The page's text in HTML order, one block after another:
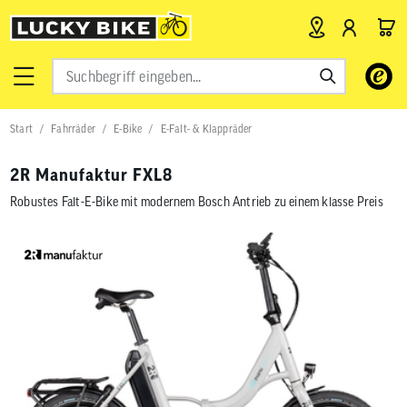
Verwende
Pfeile
nach
das
gelangen.
Start Fahrräder E-Bike E-Falt- & Klappräder
2R Manufaktur FXL8
Robustes Falt-E-Bike mit modernem Bosch Antrieb zu einem klasse Preis